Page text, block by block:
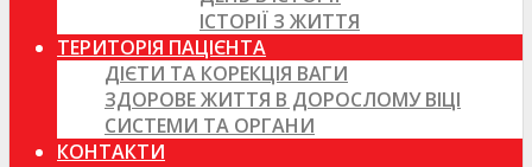
ІСТОРІЇ З ЖИТТЯ
ТЕРИТОРІЯ ПАЦІЄНТА
ДІЄТИ ТА КОРЕКЦІЯ ВАГИ
ЗДОРОВЕ ЖИТТЯ В ДОРОСЛОМУ ВІЦІ
СИСТЕМИ ТА ОРГАНИ
КОНТАКТИ